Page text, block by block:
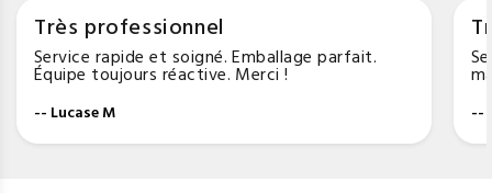
Très professionnel
Service rapide et soigné. Emballage parfait.
Équipe toujours réactive. Merci !
-- Lucase M --